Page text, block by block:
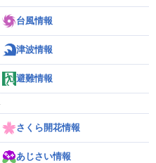
台風情報
津波情報
避難情報
さくら開花情報
あじさい情報